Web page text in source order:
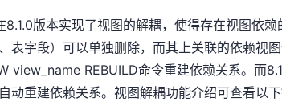
8.1.0版本实现了视图的解耦，使得存在视图依
表字段）可以单独删除，而其上关联的依赖视
view_name REBUILD命令重建依赖关系。而
动重建依赖关系。视图解耦功能介绍可查看以下